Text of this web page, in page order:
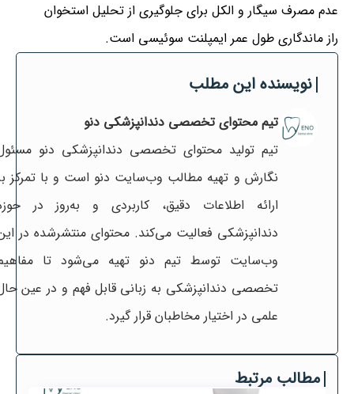
عدم مصرف سیگار و الکل برای جلوگیری از تحلیل استخوان
راز ماندگاری طول عمر ایمپلنت سوئیسی است.
نویسنده این مطلب
تیم محتوای تخصصی دندانپزشکی دنو
تیم تولید محتوای تخصصی دندانپزشکی دنو
نگارش و تهیه مطالب وب‌سایت دنو است و با تمرکز
ارائه اطلاعات دقیق، کاربردی و به‌روز در
دندانپزشکی فعالیت می‌کند. محتوای منتشرشده در
وب‌سایت توسط تیم دنو تهیه می‌شود تا
تخصصی دندانپزشکی به زبانی قابل فهم و در عین
علمی در اختیار مخاطبان قرار گیرد.
مطالب مرتبط